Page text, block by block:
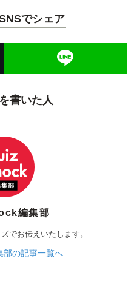
でシェア
書いた人
編集部
でお伝えいたします。
部の記事一覧へ